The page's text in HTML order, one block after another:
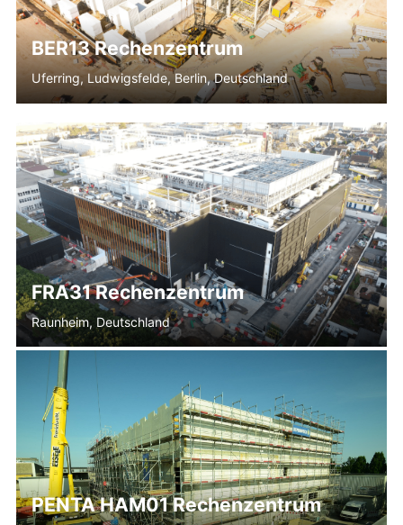
BER13 Rechenzentrum
Uferring, Ludwigsfelde, Berlin, Deutschland
FRA31 Rechenzentrum
Raunheim, Deutschland
PENTA HAM01 Rechenzentrum